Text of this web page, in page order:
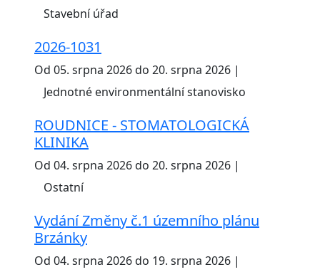
Stavební úřad
2026-1031
Od 05. srpna 2026 do 20. srpna 2026 |
Jednotné environmentální stanovisko
ROUDNICE - STOMATOLOGICKÁ
KLINIKA
Od 04. srpna 2026 do 20. srpna 2026 |
Ostatní
Vydání Změny č.1 územního plánu
Brzánky
Od 04. srpna 2026 do 19. srpna 2026 |